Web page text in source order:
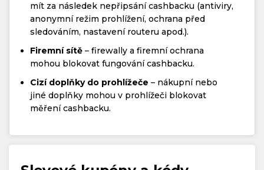
mít za následek nepřipsání cashbacku (antiviry,
anonymní režim prohlížení, ochrana před
sledováním, nastavení routeru apod.).
Firemní sítě – firewally a firemní ochrana
mohou blokovat fungování cashbacku.
Cizí doplňky do prohlížeče – nákupní nebo
jiné doplňky mohou v prohlížeči blokovat
měření cashbacku.